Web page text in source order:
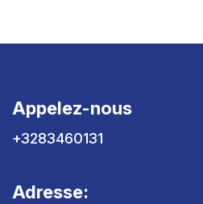
Appelez-nous
+3283460131
Adresse: